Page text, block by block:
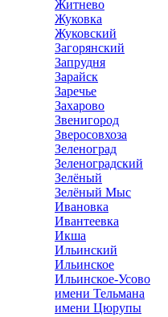
Житнево
Жуковка
Жуковский
Загорянский
Запрудня
Зарайск
Заречье
Захарово
Звенигород
Зверосовхоза
Зеленоград
Зеленоградский
Зелёный
Зелёный Мыс
Ивановка
Ивантеевка
Икша
Ильинский
Ильинское
Ильинское-Усово
имени Тельмана
имени Цюрупы